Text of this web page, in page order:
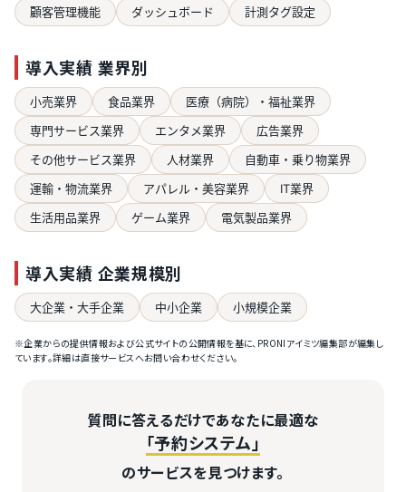
顧客管理機能
ダッシュボード 計測タグ設定
導入実績 業界別
小売業界 食品業界
医療（病院）・福祉業界
専門サービス業界
エンタメ業界
広告業界
その他サービス業界
人材業界
自動車・乗り物業界
運輸・物流業界
アパレル・美容業界
IT業界
生活用品業界
ゲーム業界 電気製品業界
導入実績 企業規模別
大企業・大手企業 中小企業 小規模企業
※企業からの提供情報および公式サイトの公開情報を基に、PRONIアイミツ編集部が編集し
ています。詳細は直接サービスへお問い合わせください。
質問に答えるだけであなたに最適な
「予約システム」
のサービスを見つけます。